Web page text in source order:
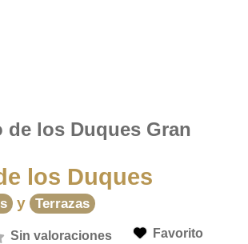
de los Duques Gran
los Duques
y Terrazas
Sin valoraciones Favorito